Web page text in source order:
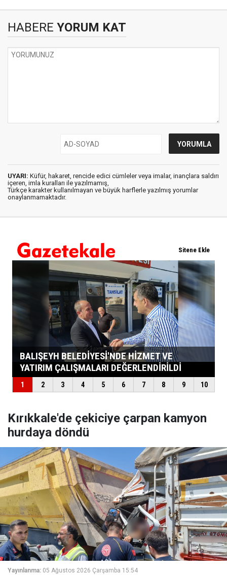
HABERE YORUM KAT
UYARI: Küfür, hakaret, rencide edici cümleler veya imalar, inançlara saldırı
içeren, imla kuralları ile yazılmamış,
Türkçe karakter kullanılmayan ve büyük harflerle yazılmış yorumlar
onaylanmamaktadır.
Kırıkkale'de çekiciye çarpan kamyon
hurdaya döndü
Yayınlanma: 05 Ağustos 2026 Çarşamba 15:54